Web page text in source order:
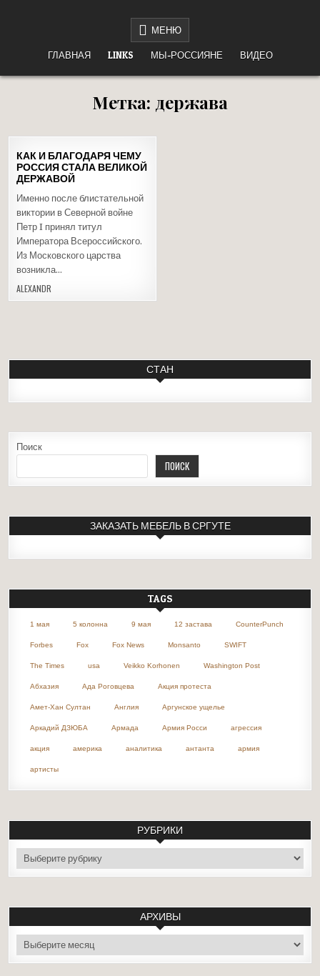
МЕНЮ
ГЛАВНАЯ LINKS МЫ-РОССИЯНЕ ВИДЕО
Метка: держава
08
АПР
2019
в
КАК И БЛАГОДАРЯ ЧЕМУ
РОССИЯ СТАЛА ВЕЛИКОЙ
ДЕРЖАВОЙ
Именно после блистательной
виктории в Северной войне
Петр I принял титул
Императора Всероссийского.
Из Московского царства
возникла…
ALEXANDR
СТАН
Поиск
ПОИСК
ЗАКАЗАТЬ МЕБЕЛЬ В СРГУТЕ
TAGS
1 мая 5 колонна 9 мая 12 застава CounterPunch
Forbes Fox Fox News Monsanto SWIFT
The Times usa Veikko Korhonen Washington Post
Абхазия Ада Роговцева Акция протеста
Амет-Хан Султан Англия Аргунское ущелье
Аркадий ДЗЮБА Армада Армия Росси агрессия
акция америка аналитика антанта армия
артисты
РУБРИКИ
рубрики
АРХИВЫ
архивы